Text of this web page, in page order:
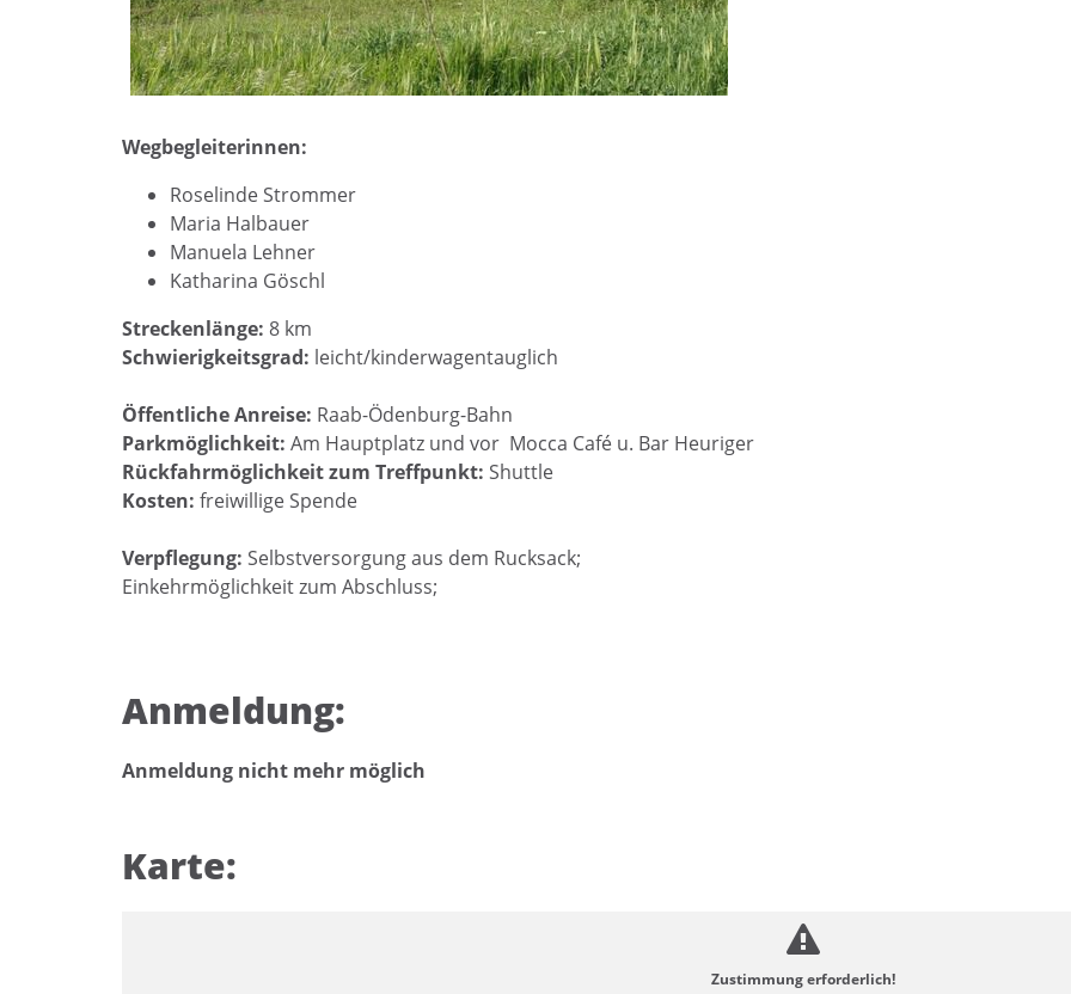
Wegbegleiterinnen:
Roselinde Strommer
Maria Halbauer
Manuela Lehner
Katharina Göschl
Streckenlänge: 8 km
Schwierigkeitsgrad: leicht/kinderwagentauglich
Öffentliche Anreise: Raab-Ödenburg-Bahn
Parkmöglichkeit: Am Hauptplatz und vor Mocca Café u. Bar Heuriger
Rückfahrmöglichkeit zum Treffpunkt: Shuttle
Kosten: freiwillige Spende
Verpflegung: Selbstversorgung aus dem Rucksack;
Einkehrmöglichkeit zum Abschluss;
Anmeldung:
Anmeldung nicht mehr möglich
Karte:
Zustimmung erforderlich!